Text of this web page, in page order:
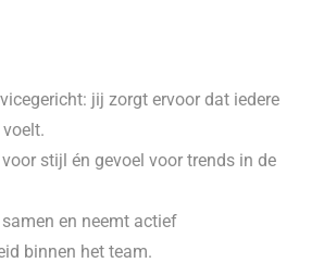
jij zorgt ervoor dat iedere
stijl én gevoel voor trends in de
en neemt actief
binnen het team.